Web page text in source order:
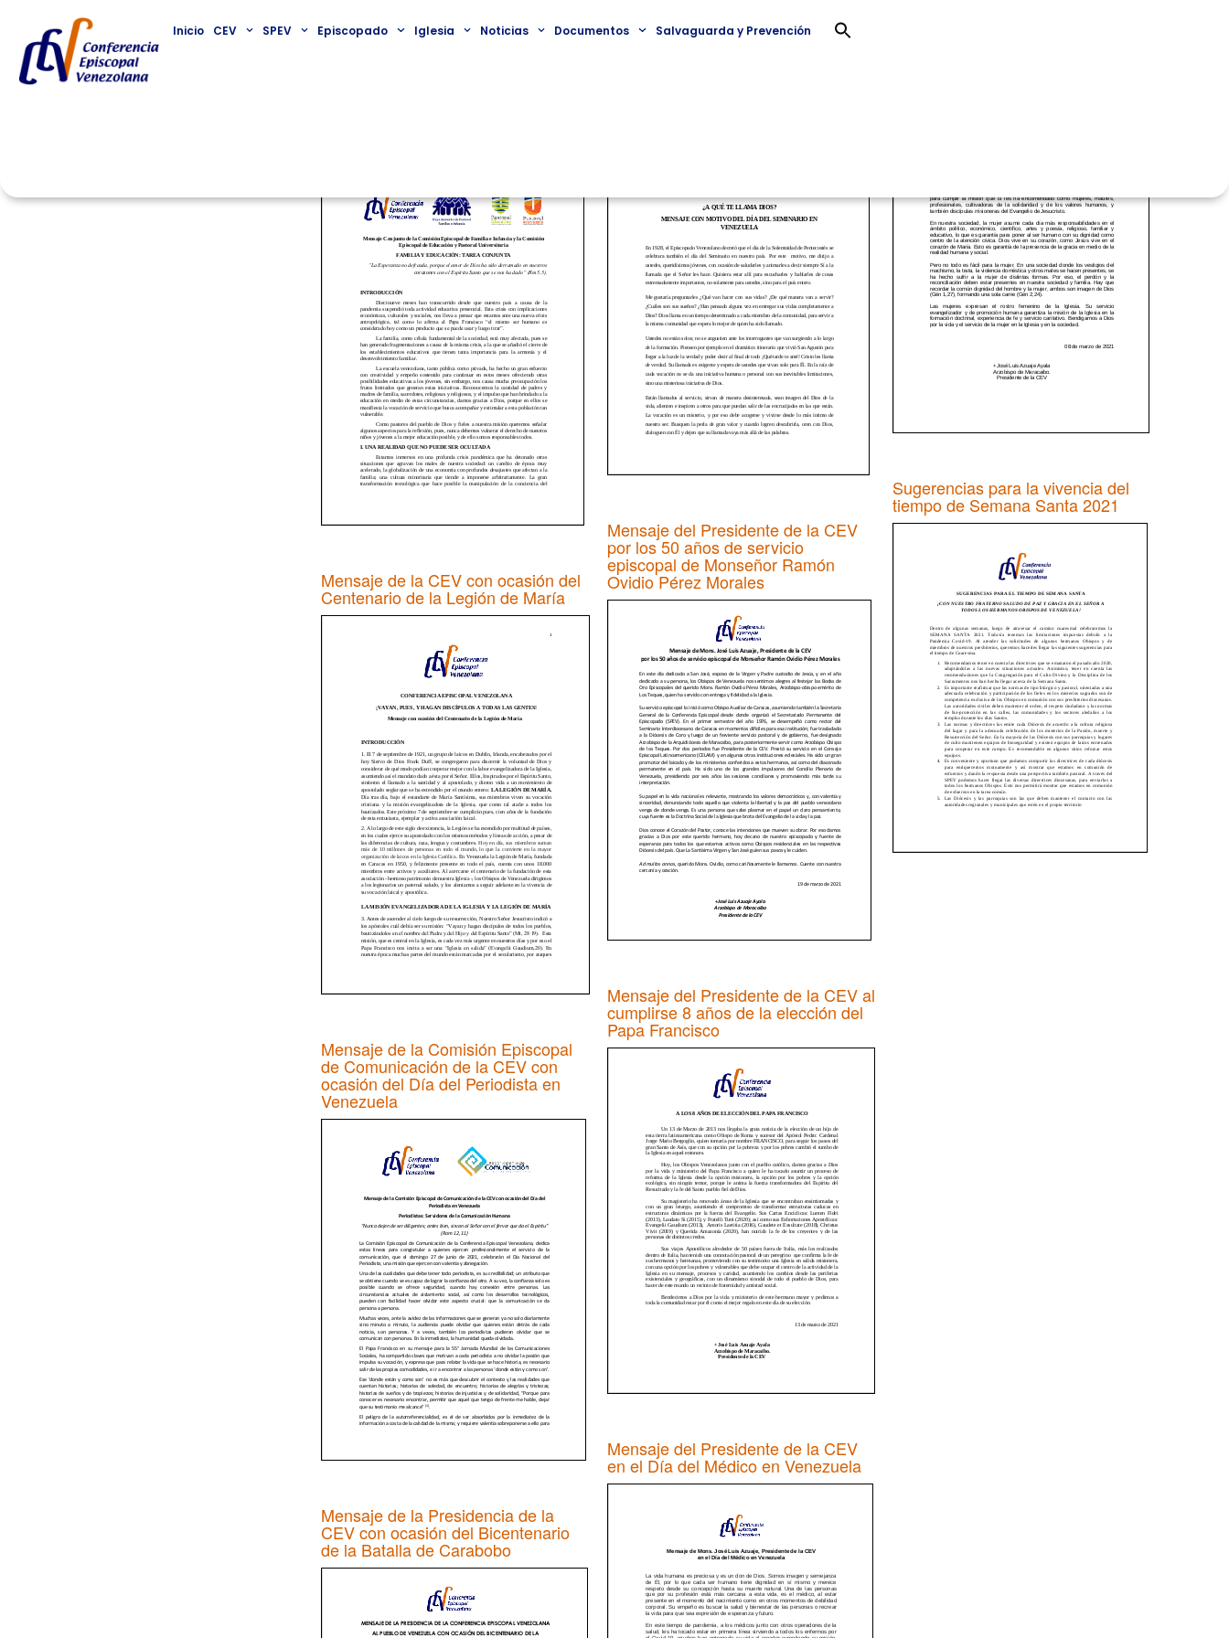
Inicio CEV SPEV Episcopado Iglesia Noticias Documentos Salvaguarda y Prevención
Mensaje de la CEV con ocasión del
Centenario de la Legión de María
Mensaje de la Comisión Episcopal
de Comunicación de la CEV con
ocasión del Día del Periodista en
Venezuela
Mensaje de la Presidencia de la
CEV con ocasión del Bicentenario
de la Batalla de Carabobo
Mensaje del Presidente de la CEV
por los 50 años de servicio
episcopal de Monseñor Ramón
Ovidio Pérez Morales
Mensaje del Presidente de la CEV al
cumplirse 8 años de la elección del
Papa Francisco
Mensaje del Presidente de la CEV
en el Día del Médico en Venezuela
Sugerencias para la vivencia del
tiempo de Semana Santa 2021